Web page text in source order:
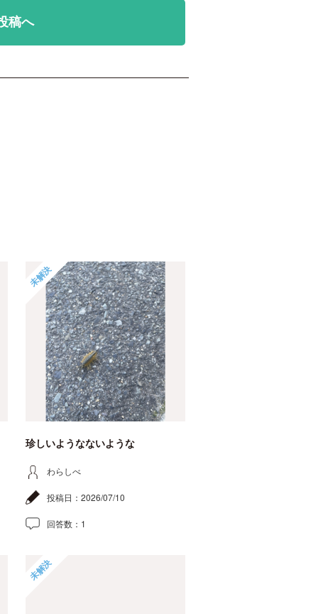
稿へ
未解決
珍しいようなないような
わらしべ
投稿日： 2026/07/10
回答数： 1
未解決